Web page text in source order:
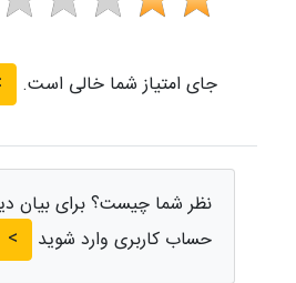
جای امتیاز شما خالی است.
نظر شما چیست؟ برای بیان
حساب کاربری وارد شوید
>